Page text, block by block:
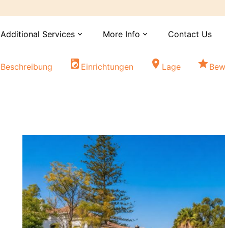
Additional Services expand_more More Info expand_more Contact Us
Beschreibung local_laundry_service Einrichtungen location_on Lage star